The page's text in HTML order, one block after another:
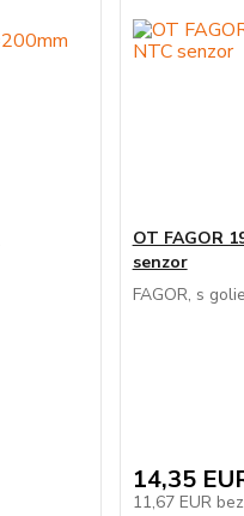
OT FAGOR
senzor
FAGOR, s
14,35
11,67 EUR